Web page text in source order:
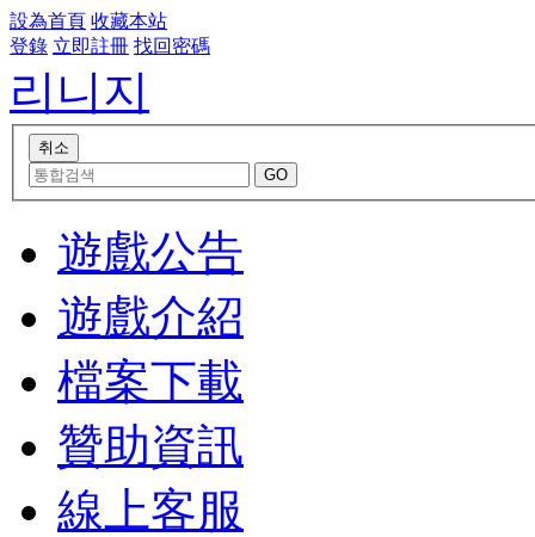
設為首頁 收藏本站
登錄 立即註冊 找回密碼
리니지
遊戲公告
遊戲介紹
檔案下載
贊助資訊
線上客服